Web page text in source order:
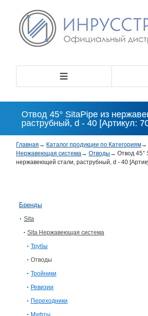
Отвод 45° SitaPipe из
раструбный, d - 40 [Артикул:
Главная → Каталог продукции по Категориям→
Нержавеющая система→ Отводы → Отвод 45°
нержавеющей стали, раструбный, d - 40
Бренды
Sita
Sita Нержавеющая система
Трубы
Отводы
Тройники
Ревизии
Переходники
Муфты